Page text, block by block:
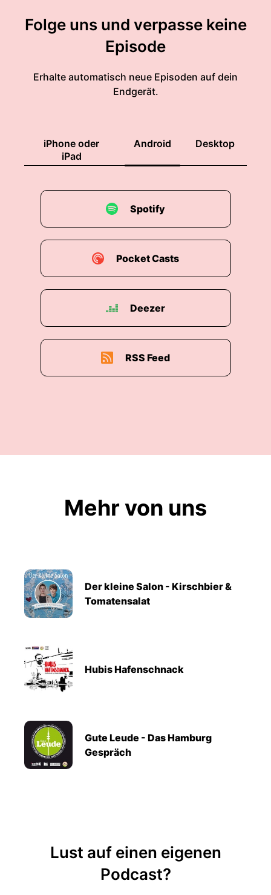
Folge uns und verpasse keine
Episode
Erhalte automatisch neue Episoden auf dein
Endgerät.
iPhone oder
iPad
Android Desktop
Spotify
Pocket Casts
Deezer
RSS Feed
Mehr von uns
Der kleine Salon - Kirschbier &
Tomatensalat
Hubis Hafenschnack
Gute Leude - Das Hamburg
Gespräch
Lust auf einen eigenen
Podcast?